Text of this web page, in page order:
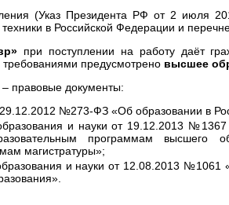
(Указ Президента РФ от 2 июля
в Российской Федерации и
при поступлении на работу даёт
предусмотрено высшее
правовые документы:
№273-ФЗ «Об образовании в
и науки от 19.12.2013
программам высшего
магистратуры»;
и науки от 12.08.2013